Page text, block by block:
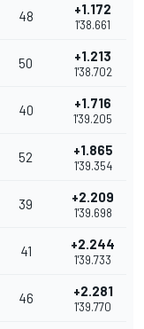
48 +1.172
1'38.661
50 +1.213
1'38.702
40 +1.716
1'39.205
52 +1.865
1'39.354
39 +2.209
1'39.698
41 +2.244
1'39.733
46 +2.281
1'39.770